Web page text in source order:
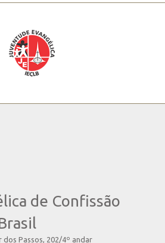
de Confissão
dos Passos, 202/4º andar